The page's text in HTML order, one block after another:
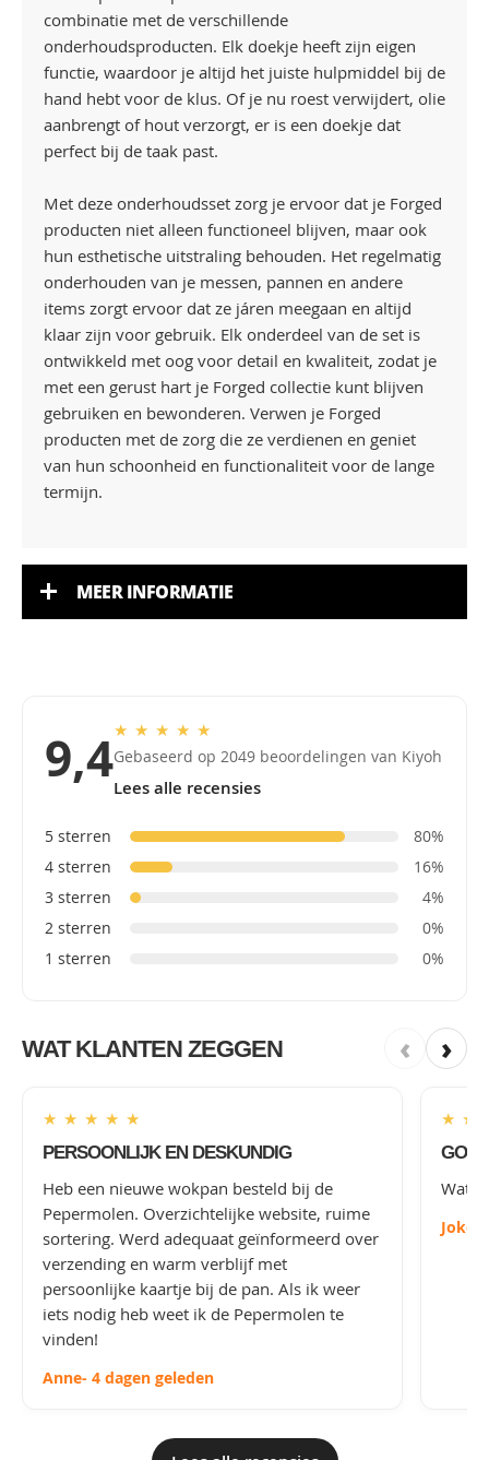
combinatie met de verschillende
onderhoudsproducten. Elk doekje heeft zijn eigen
functie, waardoor je altijd het juiste hulpmiddel bij de
hand hebt voor de klus. Of je nu roest verwijdert, olie
aanbrengt of hout verzorgt, er is een doekje dat
perfect bij de taak past.
Met deze onderhoudsset zorg je ervoor dat je Forged
producten niet alleen functioneel blijven, maar ook
hun esthetische uitstraling behouden. Het regelmatig
onderhouden van je messen, pannen en andere
items zorgt ervoor dat ze járen meegaan en altijd
klaar zijn voor gebruik. Elk onderdeel van de set is
ontwikkeld met oog voor detail en kwaliteit, zodat je
met een gerust hart je Forged collectie kunt blijven
gebruiken en bewonderen. Verwen je Forged
producten met de zorg die ze verdienen en geniet
van hun schoonheid en functionaliteit voor de lange
termijn.
MEER INFORMATIE
9,4★ ★ ★ ★ ★
Gebaseerd op 2049 beoordelingen van Kiyoh
Lees alle recensies
5 sterren
80%
4 sterren
16%
3 sterren
4%
2 sterren
0%
1 sterren
0%
WAT KLANTEN ZEGGEN ‹ ›
★ ★ ★ ★ ★
PERSOONLIJK EN DESKUNDIG
Heb een nieuwe wokpan besteld bij de
Pepermolen. Overzichtelijke website, ruime
sortering. Werd adequaat geïnformeerd over
verzending en warm verblijf met
persoonlijke kaartje bij de pan. Als ik weer
iets nodig heb weet ik de Pepermolen te
vinden!
Anne- 4 dagen geleden
★ ★
Wat
Joke